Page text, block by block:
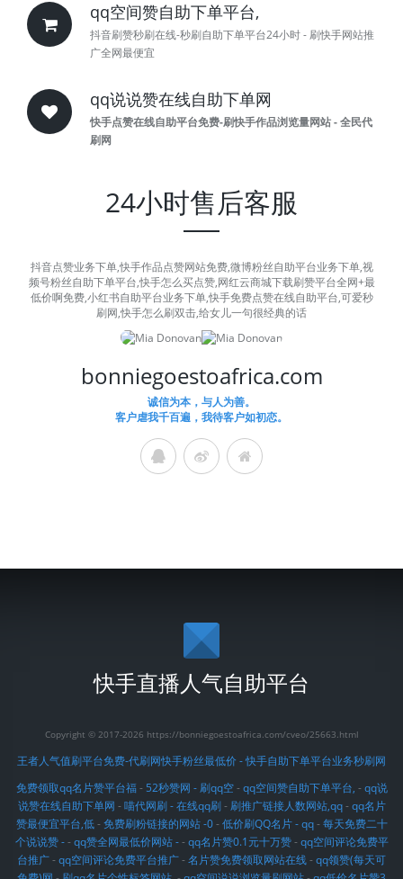
qq空间赞自助下单平台,
抖音刷赞秒刷在线-秒刷自助下单平台24小时 - 刷快手网站推
广全网最便宜
qq说说赞在线自助下单网
快手点赞在线自助平台免费-刷快手作品浏览量网站 - 全民代
刷网
24小时售后客服
抖音点赞业务下单,快手作品点赞网站免费,微博粉丝自助平台业务下单,视
频号粉丝自助下单平台,快手怎么买点赞,网红云商城下载刷赞平台全网+最
低价啊免费,小红书自助平台业务下单,快手免费点赞在线自助平台,可爱秒
刷网,快手怎么刷双击,给女儿一句很经典的话
bonniegoestoafrica.com
诚信为本，与人为善。
客户虐我千百遍，我待客户如初恋。
快手直播人气自助平台
Copyright © 2017-2026 https://bonniegoestoafrica.com/cveo/25663.html
王者人气值刷平台免费-代刷网快手粉丝最低价 - 快手自助下单平台业务秒刷网
免费领取qq名片赞平台福- 52秒赞网 - 刷qq空-qq空间赞自助下单平台, -qq说
说赞在线自助下单网 -喵代网刷 - 在线qq刷- 刷推广链接人数网站,qq-qq名片
赞最便宜平台,低-免费刷粉链接的网站 -0-低价刷QQ名片 - qq-每天免费二十
个说说赞 --qq赞全网最低价网站 --qq名片赞0.1元十万赞-qq空间评论免费平
台推广-qq空间评论免费平台推广-名片赞免费领取网站在线-qq领赞(每天可